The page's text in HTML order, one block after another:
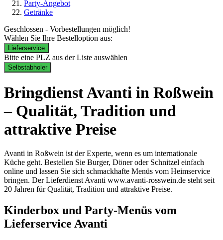
Party-Angebot
Getränke
Geschlossen - Vorbestellungen möglich!
Wählen Sie Ihre Bestelloption aus:
Lieferservice
Bitte eine PLZ aus der Liste auswählen
Selbstabholer
Bringdienst Avanti in Roßwein
– Qualität, Tradition und
attraktive Preise
Avanti in Roßwein ist der Experte, wenn es um internationale
Küche geht. Bestellen Sie Burger, Döner oder Schnitzel einfach
online und lassen Sie sich schmackhafte Menüs vom Heimservice
bringen. Der Lieferdienst Avanti www.avanti-rosswein.de steht seit
20 Jahren für Qualität, Tradition und attraktive Preise.
Kinderbox und Party-Menüs vom
Lieferservice Avanti